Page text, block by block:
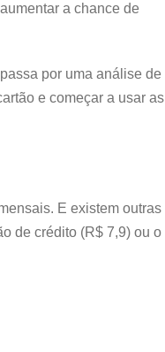
a chance de
por uma análise de
e começar a usar as
E existem outras
de crédito (R$ 7,9) ou o